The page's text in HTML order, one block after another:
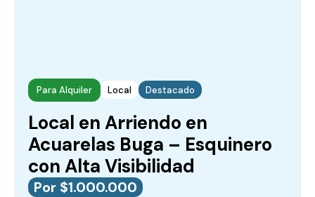
Para Alquiler Local Destacado
Local en Arriendo en
Acuarelas Buga – Esquinero
con Alta Visibilidad
Por $1.000.000